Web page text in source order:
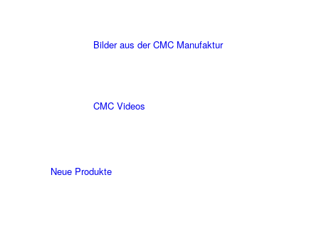
Bilder aus der CMC Manufaktur
CMC Videos
Neue Produkte